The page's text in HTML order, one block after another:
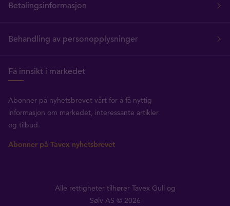
Betalingsinformasjon
Behandling av personopplysninger
Få innsikt i markedet
Abonner på nyhetsbrevet vårt for å få nyttig
informasjon om markedet, interessante artikler
og tilbud.
Abonner på Tavex nyhetsbrevet
Alle rettigheter tilhører Tavex Gull og
Sølv AS © 2026